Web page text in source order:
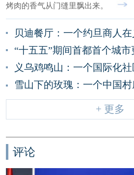
烤肉的香气从门缝里飘出来。
贝迪餐厅：一个约旦商人
“十五五”期间首都首个城
义乌鸡鸣山：一个国际化
雪山下的玫瑰：一个中国
+ 更多
评论